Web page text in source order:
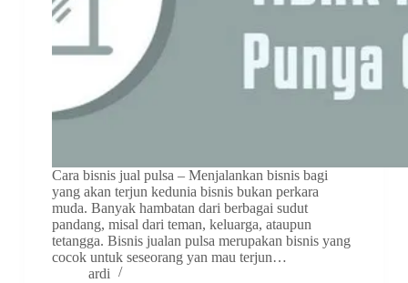
Cara bisnis jual pulsa – Menjalankan bisnis bagi
yang akan terjun kedunia bisnis bukan perkara
muda. Banyak hambatan dari berbagai sudut
pandang, misal dari teman, keluarga, ataupun
tetangga. Bisnis jualan pulsa merupakan bisnis yang
cocok untuk seseorang yan mau terjun…
ardi